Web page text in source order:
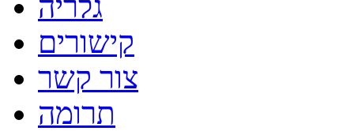
קישורים
צור קשר
תרומה